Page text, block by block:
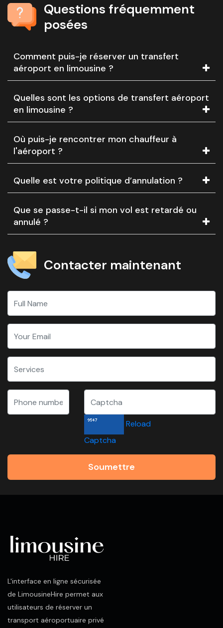
Questions fréquemment
posées
Comment puis-je réserver un transfert
aéroport en limousine ?
Quelles sont les options de transfert aéroport
en limousine ?
Où puis-je rencontrer mon chauffeur à
l'aéroport ?
Quelle est votre politique d’annulation ?
Que se passe-t-il si mon vol est retardé ou
annulé ?
Contacter maintenant
Reload
Captcha
Soumettre
L'interface en ligne sécurisée
de LimousineHire permet aux
utilisateurs de réserver un
transport aéroportuaire privé